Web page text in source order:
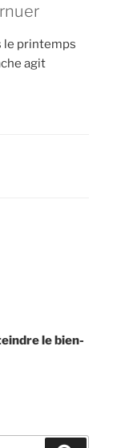
le printemps
agit
le bien-